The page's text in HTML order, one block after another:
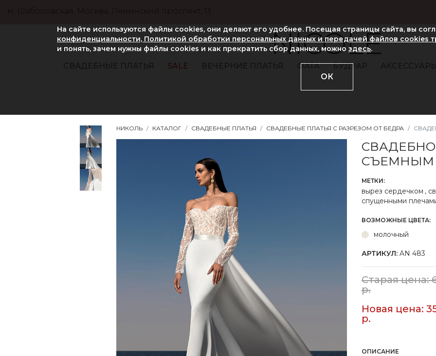
м. Шаболовская, Москва, Ленинский проспект, 13
NICOLE
СВАДЕБНЫЕ ПЛАТЬЯ SALE ВЕЧЕРНИЕ ПЛАТЬЯ ФАТА БУДУАР
НИКОЛЬ КАТАЛОГ СВАДЕБНЫЕ ПЛАТЬЯ СВАДЕБНЫЕ ПЛАТЬЯ С РАЗРЕЗОМ ОТ БЕДРА
МЕТКИ:
вырез сердечком ,
спущенными
ВОЗМОЖНЫЕ ЦВЕТА:
молочный
АРТИКУЛ: AN 483
Старая цена:
р.
Новая цена:
р.
ОПИСАНИЕ
На сайте используются файлы cookies, они делают его удобнее. Посещая страницы сайта, вы
конфиденциальности, Политикой обработки персональных данных и передачей файлов cookies
и понять, зачем нужны файлы сookies и как прекратить сбор данных, можно здесь.
ОК